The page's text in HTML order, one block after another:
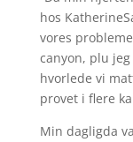
hos
vores
canyon, plu
hvorlede vi
provet i flere
Min dagligda